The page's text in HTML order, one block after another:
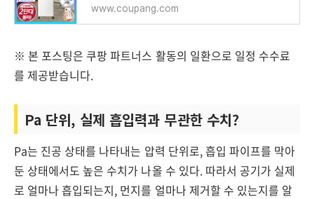
www.coupang.com
※ 본 포스팅은 쿠팡 파트너스 활동의 일환으로 일정 수수료
를 제공받습니다.
Pa 단위, 실제 흡입력과 무관한 수치?
Pa는 진공 상태를 나타내는 압력 단위로, 흡입 파이프를 막아
둔 상태에서도 높은 수치가 나올 수 있다. 따라서 공기가 실제
로 얼마나 흡입되는지, 먼지를 얼마나 제거할 수 있는지를 알